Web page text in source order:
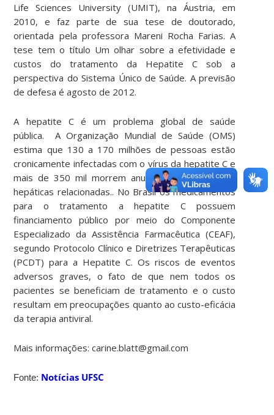
Life Sciences University (UMIT), na Áustria, em
2010, e faz parte de sua tese de doutorado,
orientada pela professora Mareni Rocha Farias. A
tese tem o título Um olhar sobre a efetividade e
custos do tratamento da Hepatite C sob a
perspectiva do Sistema Único de Saúde. A previsão
de defesa é agosto de 2012.
A hepatite C é um problema global de saúde
pública. A Organização Mundial de Saúde (OMS)
estima que 130 a 170 milhões de pessoas estão
cronicamente infectadas com o vírus da hepatite C e
mais de 350 mil morrem anualmente de doenças
hepáticas relacionadas.. No Brasil os medicamentos
para o tratamento a hepatite C possuem
financiamento público por meio do Componente
Especializado da Assistência Farmacêutica (CEAF),
segundo Protocolo Clínico e Diretrizes Terapêuticas
(PCDT) para a Hepatite C. Os riscos de eventos
adversos graves, o fato de que nem todos os
pacientes se beneficiam de tratamento e o custo
resultam em preocupações quanto ao custo-eficácia
da terapia antiviral.
Mais informações:carine.blatt@gmail.com
Fonte: Notícias UFSC